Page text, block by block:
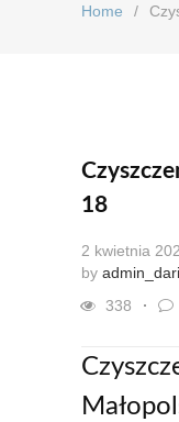
Home /
18
2 kwietnia
by
338